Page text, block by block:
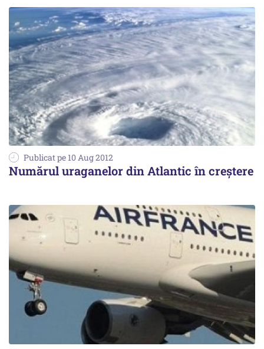
Publicat pe 10 Aug 2012
Numărul uraganelor din Atlantic în creştere